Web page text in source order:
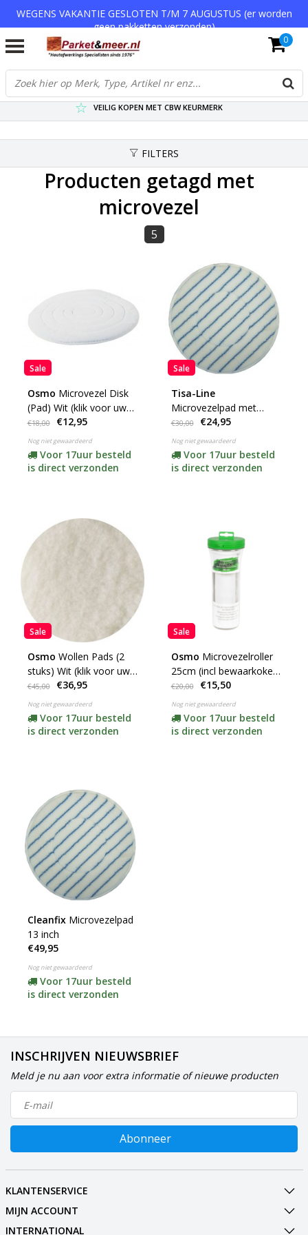
WEGENS VAKANTIE GESLOTEN T/M 7 AUGUSTUS (er worden
geen pakketten verzonden)
VERZENDKOSTEN € 7,95 (GRATIS VA €75,-)
SCHERPSTE PRIJZEN TOT WEL 75% KORTING !
VEILIG KOPEN MET CBW KEURMERK
0
FILTERS
Producten getagd met
microvezel
5
Sale
Osmo Microvezel Disk
(Pad) Wit (klik voor uw
maat)
€18,00 €12,95
Nog niet gewaardeerd
Voor 17uur besteld
is direct verzonden
Sale
Tisa-Line
Microvezelpad met
blauwe streep
€30,00 €24,95
Nog niet gewaardeerd
Voor 17uur besteld
is direct verzonden
Sale
Osmo Wollen Pads (2
stuks) Wit (klik voor uw
maat)
€45,00 €36,95
Nog niet gewaardeerd
Voor 17uur besteld
is direct verzonden
Sale
Osmo Microvezelroller
25cm (incl bewaarkoker)
(tbv Rollerset)
€20,00 €15,50
Nog niet gewaardeerd
Voor 17uur besteld
is direct verzonden
Cleanfix Microvezelpad
13 inch
€49,95
Nog niet gewaardeerd
Voor 17uur besteld
is direct verzonden
INSCHRIJVEN NIEUWSBRIEF
Meld je nu aan voor extra informatie of nieuwe producten
Abonneer
KLANTENSERVICE
MIJN ACCOUNT
INTERNATIONAL